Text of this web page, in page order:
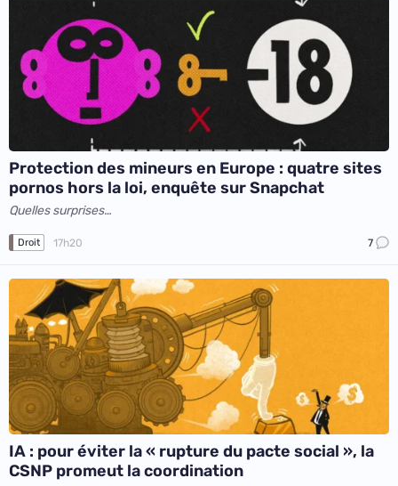
Protection des mineurs en Europe : quatre sites
pornos hors la loi, enquête sur Snapchat
Quelles surprises…
Droit 17h20 7
IA : pour éviter la « rupture du pacte social », la
CSNP promeut la coordination